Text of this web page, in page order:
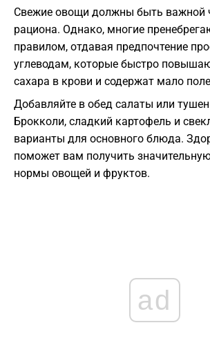
Свежие овощи должны быть важной
рациона. Однако, многие
правилом, отдавая предпочтение
углеводам, которые быстро
сахара в крови и содержат мало
Добавляйте в обед салаты или
Брокколи, сладкий картофель и
варианты для основного блюда.
поможет вам получить
нормы овощей и фруктов.
ad